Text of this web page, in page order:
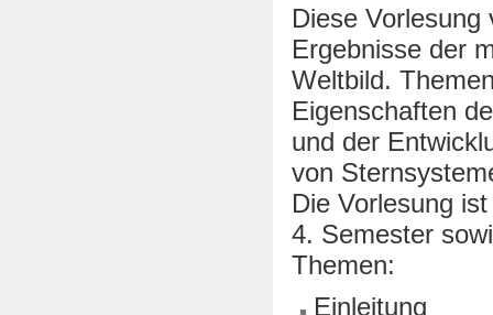
Diese
Ergebnisse der
Weltbild.
Eigenschaften
und der
von
Die Vorlesung
4. Semester
Themen:
Einleitung